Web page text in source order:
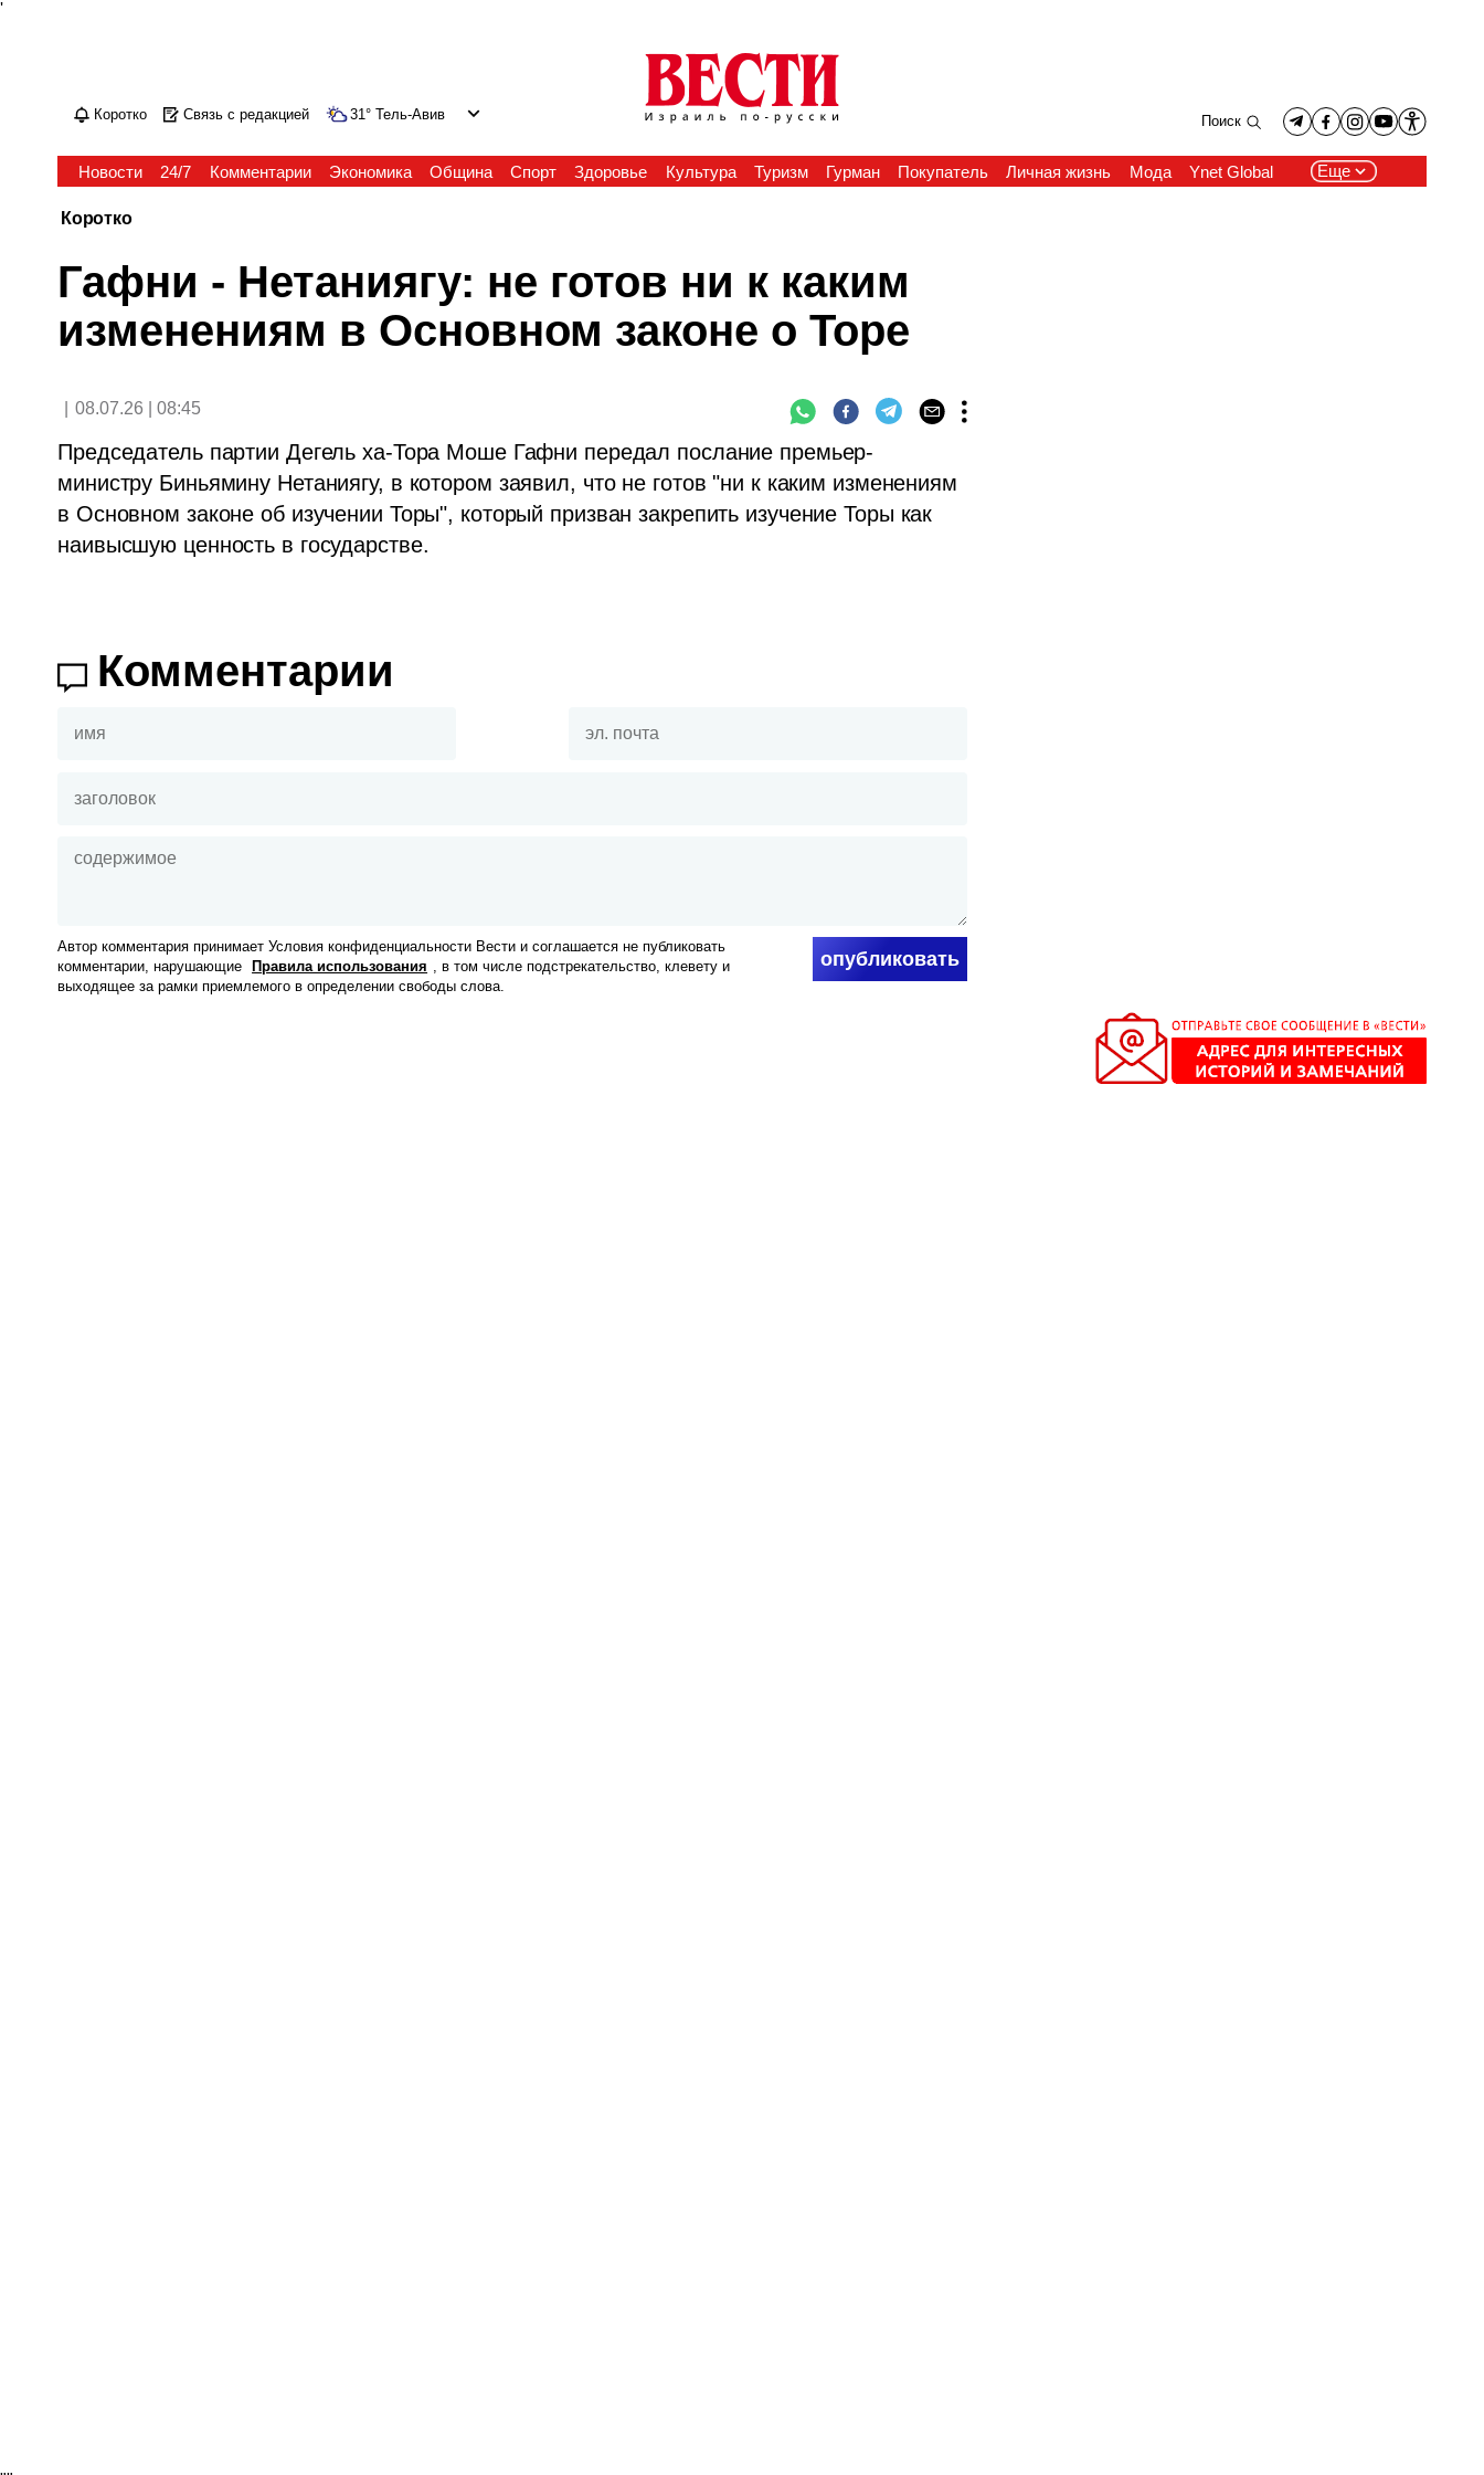
'
Коротко Связь с редакцией 31° Тель-Авив Поиск
Новости 24/7 Комментарии Экономика Община Спорт Здоровье Культура Туризм Гурман Покупатель Личная жизнь Мода Ynet Global Еще
Коротко
Гафни - Нетаниягу: не готов ни к каким
изменениям в Основном законе о Торе
08.07.26 | 08:45
Председатель партии Дегель ха-Тора Моше Гафни передал послание премьер-
министру Биньямину Нетаниягу, в котором заявил, что не готов "ни к каким изменениям
в Основном законе об изучении Торы", который призван закрепить изучение Торы как
наивысшую ценность в государстве.
Комментарии
Автор комментария принимает Условия конфиденциальности Вести и соглашается не публиковать
комментарии, нарушающие
Правила использования , в том числе подстрекательство, клевету и
выходящее за рамки приемлемого в определении свободы слова.
опубликовать